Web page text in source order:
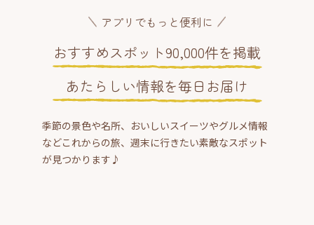
アプリでもっと便利に
おすすめスポット90,000件を掲載
あたらしい情報を毎日お届け
季節の景色や名所、おいしいスイーツやグルメ情報
などこれからの旅、週末に行きたい素敵なスポット
が見つかります♪